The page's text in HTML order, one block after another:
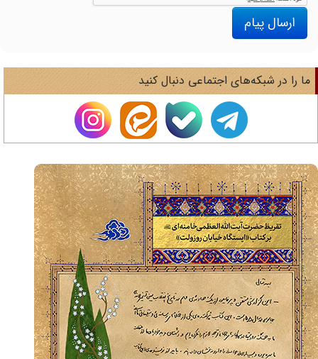
ارسال پیام
را در شبکه‌های اجتماعی دنبال کنید